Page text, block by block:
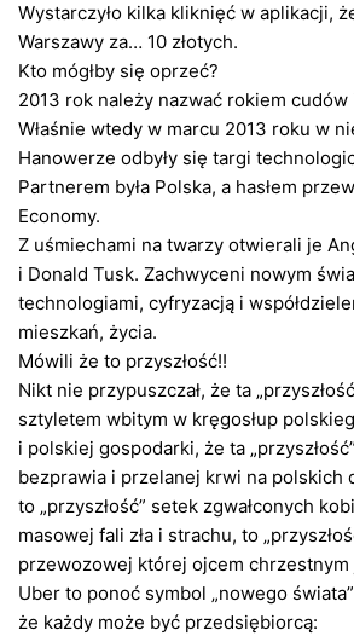
Wystarczyło kilka kliknięć w aplikacji,
Warszawy za… 10 złotych.
Kto mógłby się oprzeć?
2013 rok należy nazwać rokiem cudów
Właśnie wtedy w marcu 2013 roku w
Hanowerze odbyły się targi
Partnerem była Polska, a hasłem
Economy.
Z uśmiechami na twarzy otwierali je
i Donald Tusk. Zachwyceni nowym
technologiami, cyfryzacją i
mieszkań, życia.
Mówili że to przyszłość!!
Nikt nie przypuszczał, że ta
sztyletem wbitym w kręgosłup
i polskiej gospodarki, że ta
bezprawia i przelanej krwi na polskich
to „przyszłość” setek zgwałconych
masowej fali zła i strachu, to
przewozowej której ojcem chrzestnym
Uber to ponoć symbol „nowego
że każdy może być przedsiębiorcą: